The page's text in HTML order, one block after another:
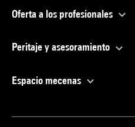
Oferta a los profesionales
Peritaje y asesoramiento
Espacio mecenas